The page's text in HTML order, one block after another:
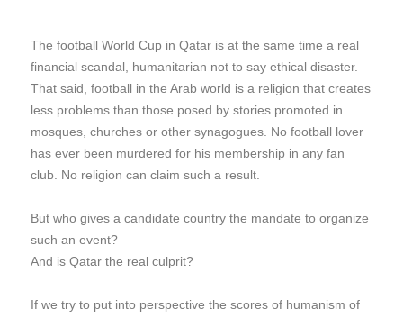
The football World Cup in Qatar is at the same time a real
financial scandal, humanitarian not to say ethical disaster.
That said, football in the Arab world is a religion that creates
less problems than those posed by stories promoted in
mosques, churches or other synagogues. No football lover
has ever been murdered for his membership in any fan
club. No religion can claim such a result.
But who gives a candidate country the mandate to organize
such an event?
And is Qatar the real culprit?
If we try to put into perspective the scores of humanism of